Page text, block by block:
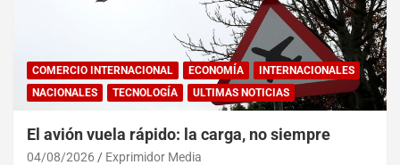
COMERCIO INTERNACIONAL ECONOMÍA
INTERNACIONALES
NACIONALES
TECNOLOGÍA ULTIMAS NOTICIAS
El avión vuela rápido: la carga, no siempre
04/08/2026 Exprimidor Media